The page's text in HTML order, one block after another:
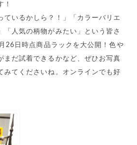
！
ているかしら？！」「カラーバリエ
「人気の柄物がみたい」という皆さ
26日時点商品ラックを大公開！色や
まだ試着できるかなど、ぜひお写真
みてくださいね。オンラインでも好